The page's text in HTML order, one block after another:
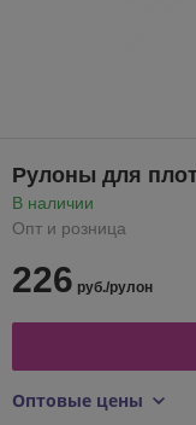
Рулоны для
В наличии
Опт и розница
226 руб./рулон
Оптовые цены